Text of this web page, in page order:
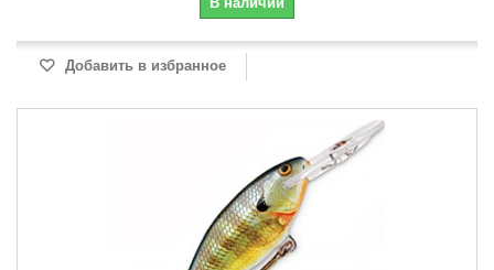
Добавить в избранное